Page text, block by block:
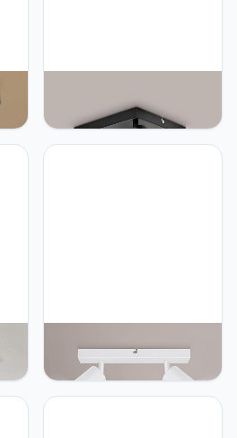
2
plafondspots met 4 lichts I
spotjes I GU10 fitting I
spots draaibar I
I
plafondspots met 2 lichts I
spotjes I GU10 fitting I
spots draaibar I